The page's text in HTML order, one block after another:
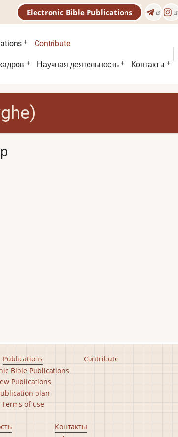
Electronic Bible Publications
Contribute
Научная деятельность Контакты
Publications
Bible Publications
Publications
plan
Terms of use
Contribute
Контакты